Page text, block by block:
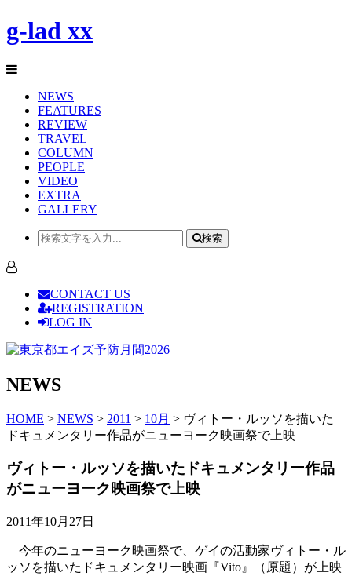
g-lad xx
NEWS
FEATURES
REVIEW
TRAVEL
COLUMN
PEOPLE
VIDEO
EXTRA
GALLERY
検索
CONTACT US
REGISTRATION
LOG IN
NEWS
HOME > NEWS > 2011 > 10月 > ヴィトー・ルッソを描いた
ドキュメンタリー作品がニューヨーク映画祭で上映
ヴィトー・ルッソを描いたドキュメンタリー作品
がニューヨーク映画祭で上映
2011年10月27日
今年のニューヨーク映画祭で、ゲイの活動家ヴィトー・ル
ッソを描いたドキュメンタリー映画『Vito』（原題）が上映